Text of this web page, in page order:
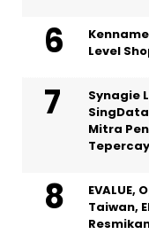
Level
Synagie
Mitra
EVALUE,
Taiwan,